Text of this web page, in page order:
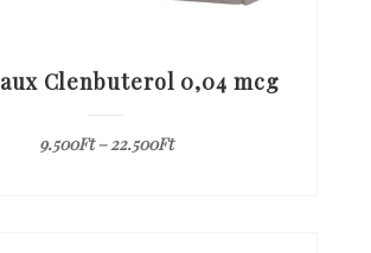
Clenbuterol 0,04 mcg
9.500Ft–22.500Ft